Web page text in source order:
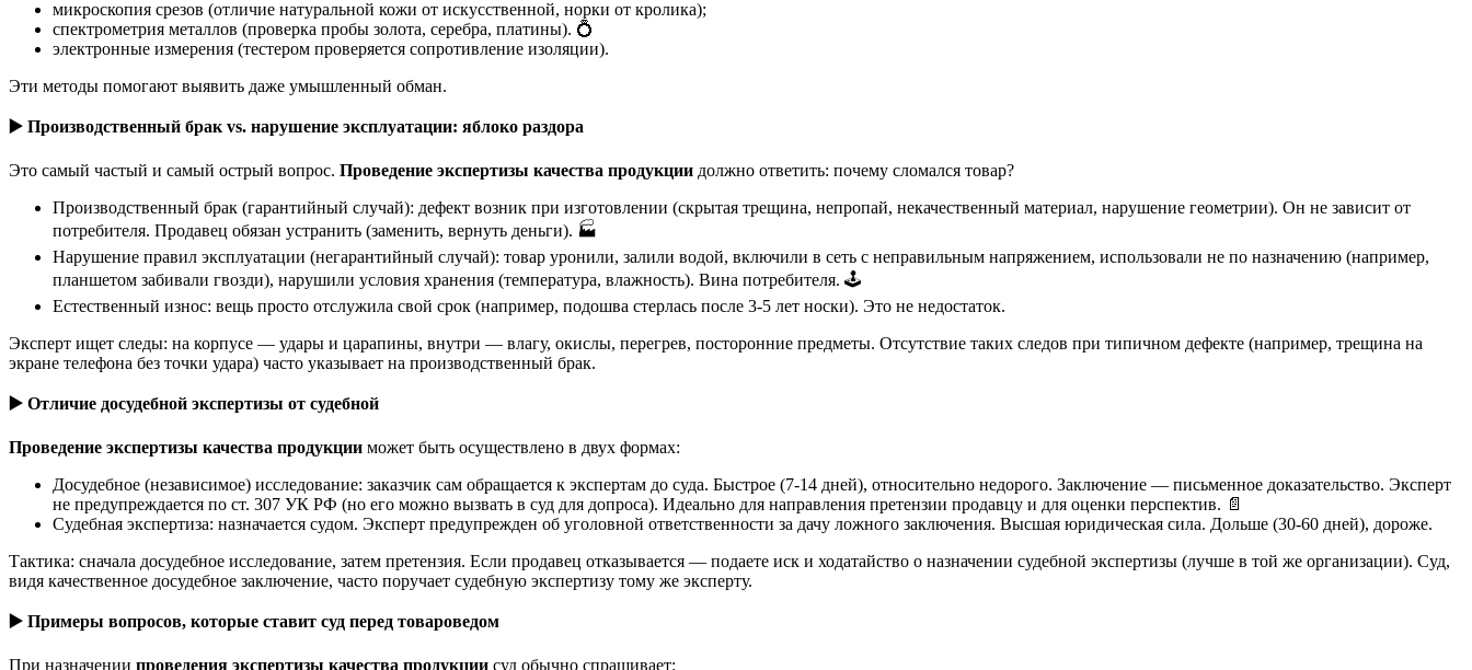
микроскопия срезов (отличие натуральной кожи от искусственной, норки от кролика);
спектрометрия металлов (проверка пробы золота, серебра, платины). 💍
электронные измерения (тестером проверяется сопротивление изоляции).
Эти методы помогают выявить даже умышленный обман.
▶️ Производственный брак vs. нарушение эксплуатации: яблоко раздора
Это самый частый и самый острый вопрос. Проведение экспертизы качества продукции должно ответить: почему сломался товар?
Производственный брак (гарантийный случай): дефект возник при изготовлении (скрытая трещина, непропай, некачественный материал, нарушение геометрии). Он не зависит от
потребителя. Продавец обязан устранить (заменить, вернуть деньги). 🏭
Нарушение правил эксплуатации (негарантийный случай): товар уронили, залили водой, включили в сеть с неправильным напряжением, использовали не по назначению (например,
планшетом забивали гвозди), нарушили условия хранения (температура, влажность). Вина потребителя. 🕹️
Естественный износ: вещь просто отслужила свой срок (например, подошва стерлась после 3-5 лет носки). Это не недостаток.
Эксперт ищет следы: на корпусе — удары и царапины, внутри — влагу, окислы, перегрев, посторонние предметы. Отсутствие таких следов при типичном дефекте (например, трещина на
экране телефона без точки удара) часто указывает на производственный брак.
▶️ Отличие досудебной экспертизы от судебной
Проведение экспертизы качества продукции может быть осуществлено в двух формах:
Досудебное (независимое) исследование: заказчик сам обращается к экспертам до суда. Быстрое (7-14 дней), относительно недорого. Заключение — письменное доказательство. Эксперт
не предупреждается по ст. 307 УК РФ (но его можно вызвать в суд для допроса). Идеально для направления претензии продавцу и для оценки перспектив. 📄
Судебная экспертиза: назначается судом. Эксперт предупрежден об уголовной ответственности за дачу ложного заключения. Высшая юридическая сила. Дольше (30-60 дней), дороже.
Тактика: сначала досудебное исследование, затем претензия. Если продавец отказывается — подаете иск и ходатайство о назначении судебной экспертизы (лучше в той же организации). Суд,
видя качественное досудебное заключение, часто поручает судебную экспертизу тому же эксперту.
▶️ Примеры вопросов, которые ставит суд перед товароведом
При назначении проведения экспертизы качества продукции суд обычно спрашивает: